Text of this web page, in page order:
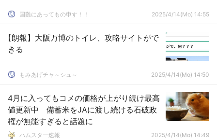
国難にあってもの申す！！ 2025/4/14(Mo) 14:55
【朗報】大阪万博のトイレ、攻略サイトがで
きる
もみあげチャ～シュ～ 2025/4/14(Mo) 14:50
4月に入ってもコメの価格が上がり続け最高
値更新中 備蓄米をJAに渡し続ける石破政
権が無能すぎると話題に
ハムスター速報 2025/4/14(Mo) 14:49